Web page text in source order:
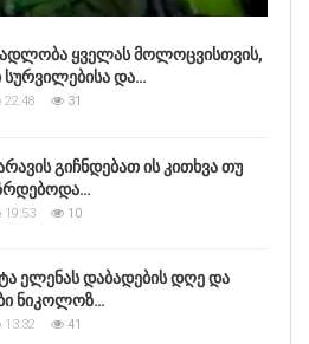
ყველას მოლოცვისთვის,
და…
22:48 31
გიჩნდებათ ის კითხვა თუ
19:53 10
ელენას დაბადების დღე და
ნიკოლოზ…
13:32 41